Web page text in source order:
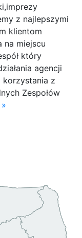
z najlepszymi
klientom
na miejscu
który
agencji
korzystania z
Zespołów